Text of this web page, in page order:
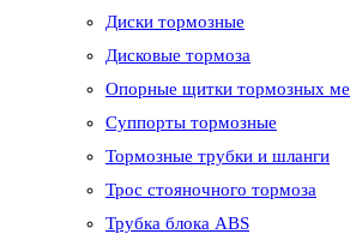
Диски тормозные
Дисковые тормоза
Опорные щитки тормозных
Суппорты тормозные
Тормозные трубки и шланги
Трос стояночного тормоза
Трубка блока ABS